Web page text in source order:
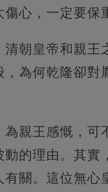
心，一定要保
清朝皇帝和親王
，為何乾隆卻對
為親王感慨，可
動的理由。其實
有關。這位無心